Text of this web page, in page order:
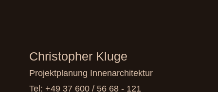
Christopher Kluge
Projektplanung Innenarchitektur
Tel: +49 37 600 / 56 68 - 121